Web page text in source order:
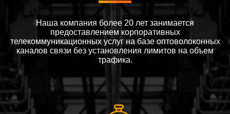
Наша компания более 20 лет занимается
предоставлением корпоративных
телекоммуникационных услуг на базе оптоволоконных
каналов связи без установления лимитов на объем
трафика.